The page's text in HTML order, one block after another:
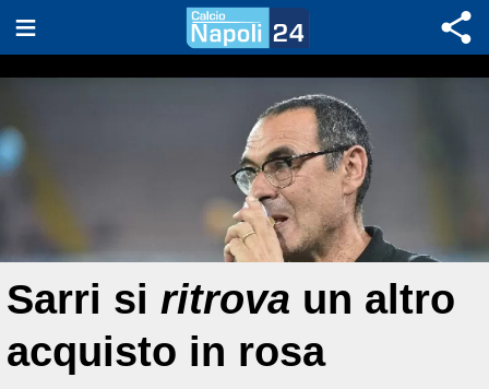
Sarri si ritrova un altro
acquisto in rosa